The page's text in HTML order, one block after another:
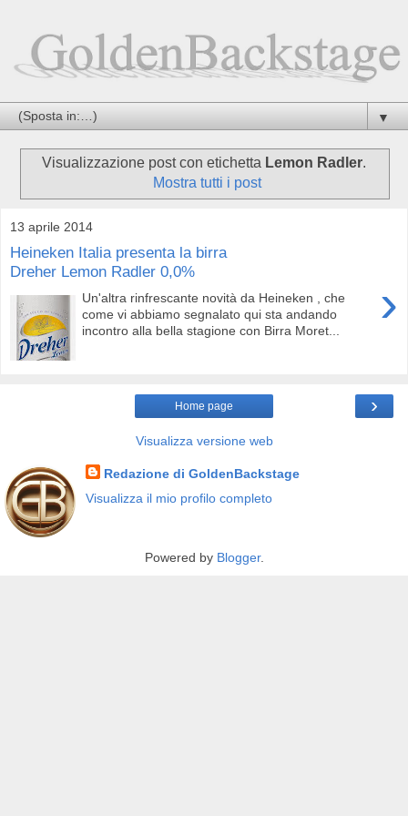
▼
Visualizzazione post con etichetta Lemon Radler.
Mostra tutti i post
13 aprile 2014
Heineken Italia presenta la birra
Dreher Lemon Radler 0,0%
›
Un'altra rinfrescante novità da Heineken , che
come vi abbiamo segnalato qui sta andando
incontro alla bella stagione con Birra Moret...
›
Home page
Visualizza versione web
Redazione di GoldenBackstage
Visualizza il mio profilo completo
Powered by Blogger.